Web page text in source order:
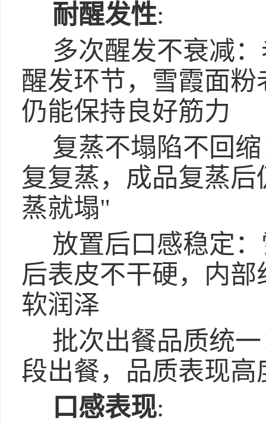
耐醒发性:
多次醒发不衰减
醒发环节，雪霞面粉
仍能保持良好筋力
复蒸不塌陷不回
复复蒸，成品复蒸
蒸就塌"
放置后口感稳定
后表皮不干硬，内
软润泽
批次出餐品质统
段出餐，品质表现高
口感表现: